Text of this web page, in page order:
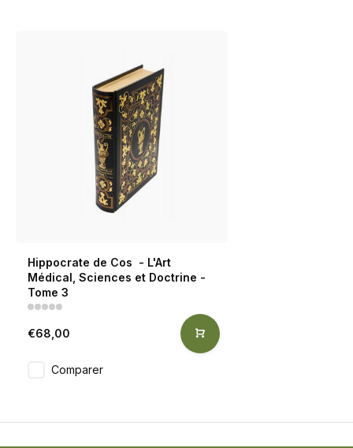
Hippocrate de Cos - L'Art
Médical, Sciences et Doctrine -
Tome 3
€68,00
Comparer